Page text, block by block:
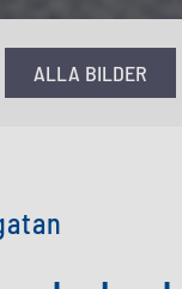
ALLA BILDER